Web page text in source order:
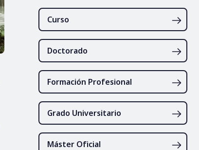
Curso
Doctorado
Formación Profesional
Grado Universitario
Máster Oficial